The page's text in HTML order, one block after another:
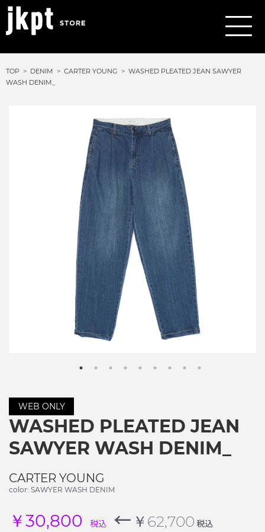
TOP DENIM CARTER YOUNG
WASHED PLEATED JEAN SAWYER
WASH DENIM_
WEB ONLY
WASHED PLEATED JEAN
SAWYER WASH DENIM_
CARTER YOUNG
color: SAWYER WASH DENIM
￥30,800 税込 ← ￥62,700 税込